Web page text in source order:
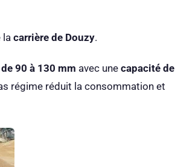
la carrière de Douzy.
90 à 130 mm avec une capacité de
régime réduit la consommation et